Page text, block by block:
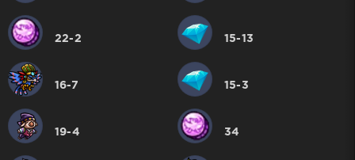
22-2 15-13
16-7 15-3
19-4 34